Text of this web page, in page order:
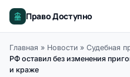
Право Доступно
Главная » Новости » Судебная
РФ оставил без изменения
и краже